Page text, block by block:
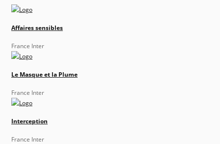
Affaires sensibles
France Inter
Le Masque et la Plume
France Inter
Interception
France Inter